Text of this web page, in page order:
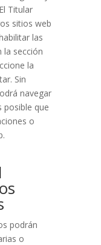
Titular
sitios web
las
la sección
la
Sin
navegar
posible que
o
podrán
o